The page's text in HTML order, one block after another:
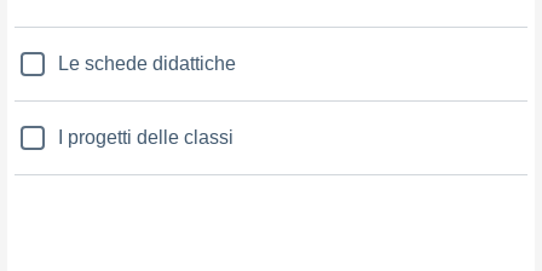
Le schede didattiche
I progetti delle classi